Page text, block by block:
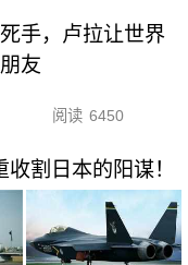
手，卢拉让世界
友
阅读 6450
割日本的阳谋！